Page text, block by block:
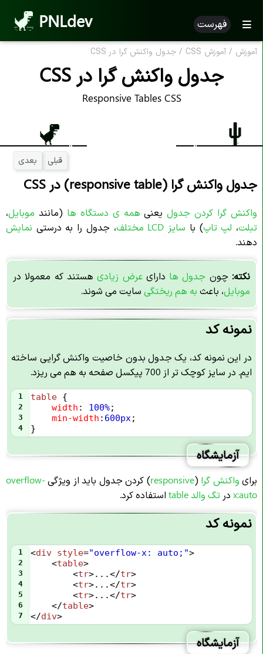
PNLdev فهرست
آموزش / آموزش CSS / جدول واکنش گرا در CSS
جدول واکنش گرا در CSS
Responsive Tables CSS
قبلی بعدی
جدول واکنش گرا (responsive table) در CSS
واکنش گرا کردن جدول یعنی همه ی دستگاه ها (مانند موبایل،
تبلت، لپ تاپ) با سایز LCD مختلف ، جدول را به درستی نمایش
دهند.
نکته: چون جدول ها دارایعرض زیادیهستند که معمولا در
موبایل، باعث به هم ریختگی سایت می شوند.
نمونه کد
در این نمونه کد، یک جدول بدون خاصیت واکنش گرایی ساخته
ایم. در سایز کوچک تر از 700 پیکسل صفحه به هم می ریزد.
1 table {
2 width : 100%;
3 min-width : 600px;
4 }
آزمایشگاه
برای واکنش گرا (
responsive) کردن جدول باید از ویژگیoverflow-
x:auto در تگ والد table استفاده کرد.
نمونه کد
1 <div style="overflow-x: auto;">
2
    <
table>
3
        <
tr>...</tr>
4
        <
tr>...</tr>
5
        <
tr>...</tr>
6
    </
table>
7 </div>
آزمایشگاه